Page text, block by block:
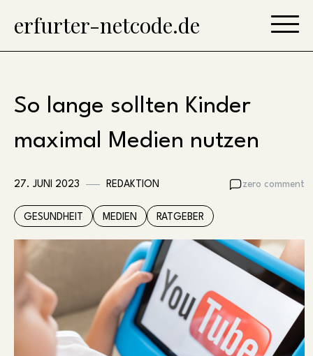
erfurter-netcode.de
So lange sollten Kinder
maximal Medien nutzen
27. JUNI 2023 REDAKTION zero comment
GESUNDHEIT MEDIEN RATGEBER